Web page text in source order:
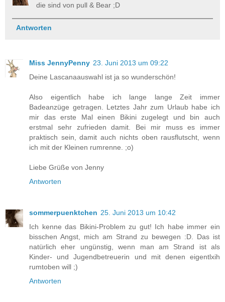
die sind von pull & Bear ;D
Antworten
Miss JennyPenny 23. Juni 2013 um 09:22
Deine Lascanaauswahl ist ja so wunderschön!
Also eigentlich habe ich lange lange Zeit immer
Badeanzüge getragen. Letztes Jahr zum Urlaub habe ich
mir das erste Mal einen Bikini zugelegt und bin auch
erstmal sehr zufrieden damit. Bei mir muss es immer
praktisch sein, damit auch nichts oben rausflutscht, wenn
ich mit der Kleinen rumrenne. ;o)
Liebe Grüße von Jenny
Antworten
sommerpuenktchen 25. Juni 2013 um 10:42
Ich kenne das Bikini-Problem zu gut! Ich habe immer ein
bisschen Angst, mich am Strand zu bewegen :D. Das ist
natürlich eher ungünstig, wenn man am Strand ist als
Kinder- und Jugendbetreuerin und mit denen eigentlxih
rumtoben will ;)
Antworten